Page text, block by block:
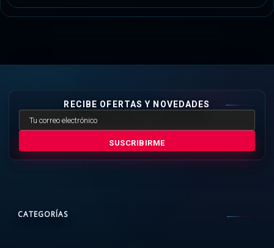
RECIBE OFERTAS Y NOVEDADES
SUSCRIBIRME
CATEGORÍAS